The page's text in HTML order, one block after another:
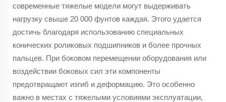
современные тяжелые модели могут выдерживать
нагрузку свыше 20 000 фунтов каждая. Этого удается
достичь благодаря использованию специальных
конических роликовых подшипников и более прочных
пальцев. При боковом перемещении оборудования или
воздействии боковых сил эти компоненты
предотвращают изгиб и деформацию. Это особенно
важно в местах с тяжелыми условиями эксплуатации,